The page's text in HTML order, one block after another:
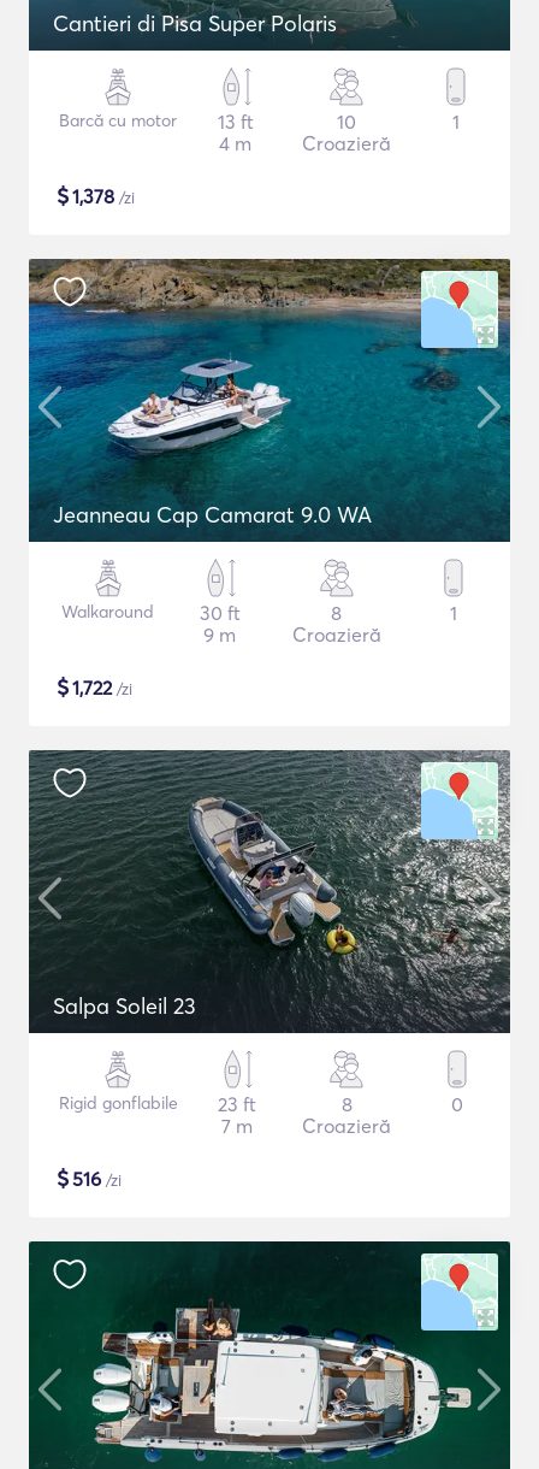
Cantieri di Pisa Super Polaris
Barcă cu motor
13 ft
4 m
10
Croazieră
1
$1,378 /zi
Jeanneau Cap Camarat 9.0 WA
Walkaround
30 ft
9 m
8
Croazieră
1
$1,722/zi
Salpa Soleil 23
Rigid gonflabile
23 ft
7 m
8
Croazieră
0
$516 /zi